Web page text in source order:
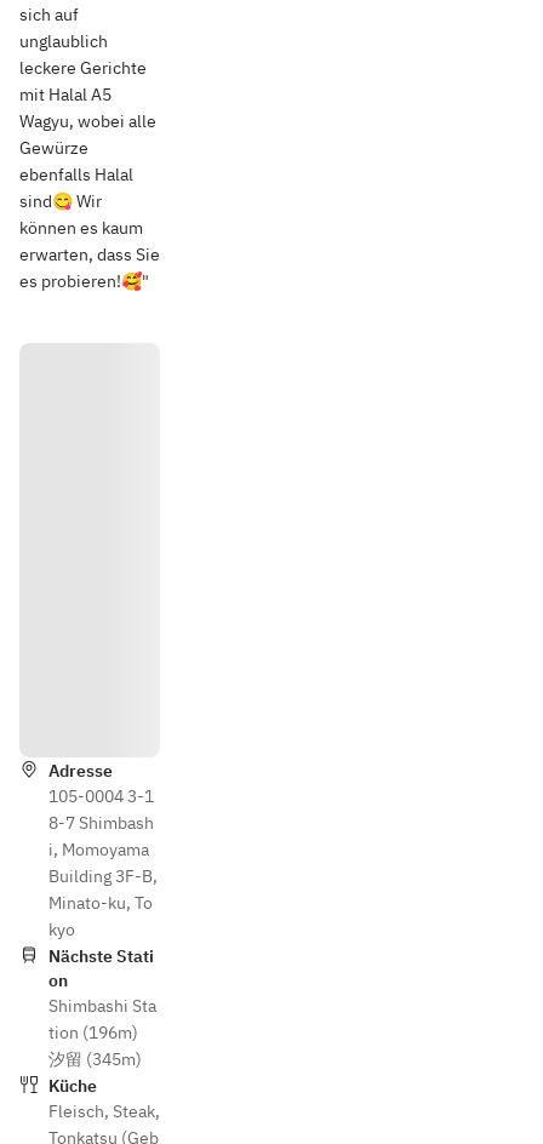
sich auf
unglaublich
leckere Gerichte
mit Halal A5
Wagyu, wobei alle
Gewürze
ebenfalls Halal
sind😋 Wir
können es kaum
erwarten, dass Sie
es probieren!🥰"
Adresse
105-0004 3-1
8-7 Shimbash
i, Momoyama
Building 3F-B,
Minato-ku, To
kyo
Nächste Stati
on
Shimbashi Sta
tion (196m)
汐留 (345m)
Küche
Fleisch, Steak,
Tonkatsu (Geb